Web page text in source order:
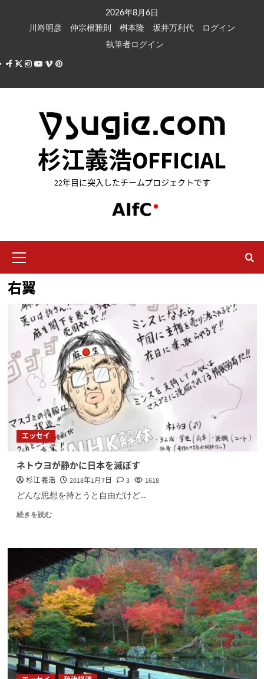
キ
2026年8月6日
川嵜明彦
仲宗根雅則 桝本隆 坂井万利代
ログイン
執筆者ログイン
Facebook
X Instagram
Youtube
VimeoPinterest
杉江義浩OFFICIAL
22年目に突入したチームプロジェクトです
イ
ン
メ
ュ
ー
右翼
エッセイ
ネトウヨが静かに日本を滅ぼす
杉江 義浩 2018年1月7日 3 1618
どんな思想を持とうと自由だけど...
続きを読む